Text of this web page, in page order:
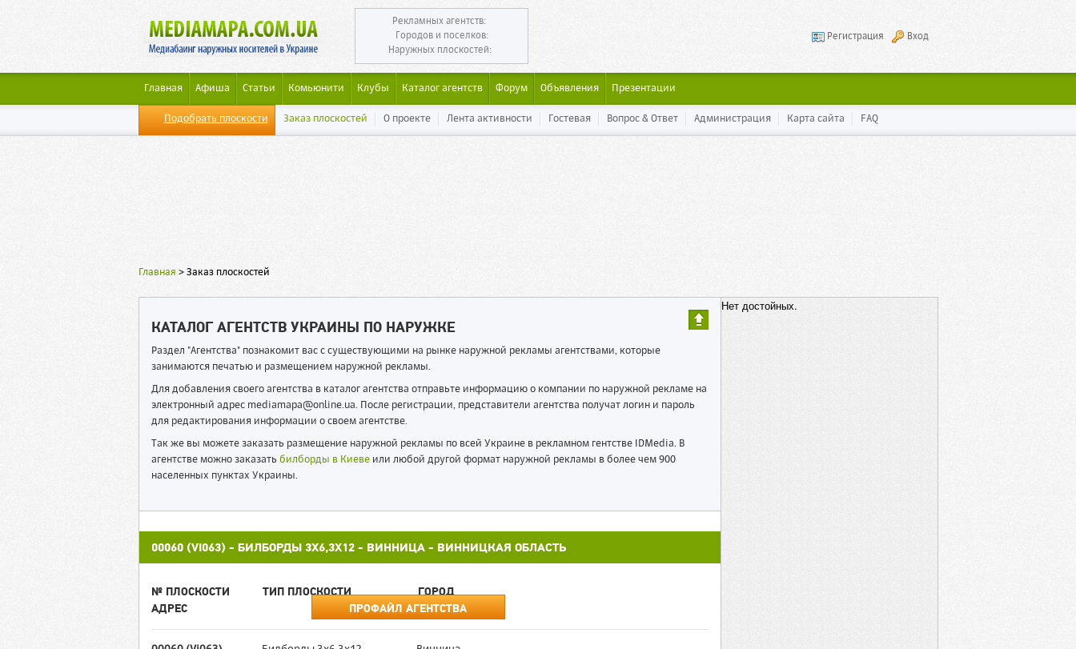
Рекламных агентств:
Городов и поселков:
Наружных плоскостей:
Регистрация Вход
Главная Афиша Статьи Комьюнити Клубы Каталог агентств Форум Объявления Презентации
Подобрать плоскости Заказ плоскостей О проекте Лента активности Гостевая Вопрос & Ответ Администрация Карта сайта FAQ
Главная > Заказ плоскостей
КАТАЛОГ АГЕНТСТВ УКРАИНЫ ПО НАРУЖКЕ
Раздел "Агентства" познакомит вас с существующими на рынке наружной рекламы агентствами, которые
занимаются печатью и размещением наружной рекламы.
Для добавления своего агентства в каталог агентства отправьте информацию о компании по наружной рекламе на
электронный адрес mediamapa@online.ua. После регистрации, представители агентства получат логин и пароль
для редактирования информации о своем агентстве.
Так же вы можете заказать размещение наружной рекламы по всей Украине в рекламном гентстве IDMedia. В
агентстве можно заказать билборды в Киевеили любой другой формат наружной рекламы в более чем 900
населенных пунктах Украины.
00060 (VI063) - БИЛБОРДЫ 3X6,3X12 - ВИННИЦА - ВИННИЦКАЯ ОБЛАСТЬ
№ ПЛОСКОСТИ ТИП ПЛОСКОСТИ
ГОРОД
АДРЕС
ПРОФАЙЛ АГЕНТСТВА
Нет достойных.